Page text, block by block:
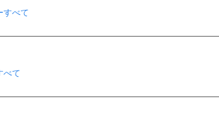
すべて
べて